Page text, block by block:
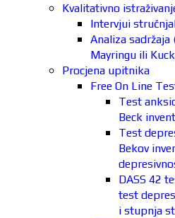
Kvalitativno
Intervjui
Analiza sadržaja
Mayringu ili
Procjena upitnika
Free On Line
Test
Beck
Test
Bekov
DASS 42
test
i stupnja